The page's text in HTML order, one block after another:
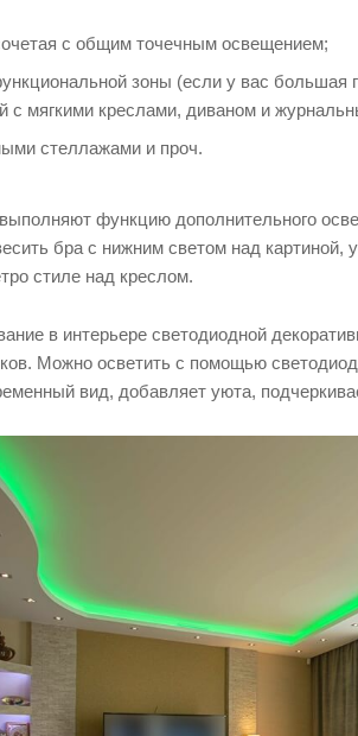
с общим точечным освещением;
зоны (если у вас большая
с мягкими креслами, диваном и
стеллажами и проч.
функцию дополнительного
бра с нижним светом над
стиле над креслом.
в интерьере светодиодной
Можно осветить с помощью
вид, добавляет уюта,